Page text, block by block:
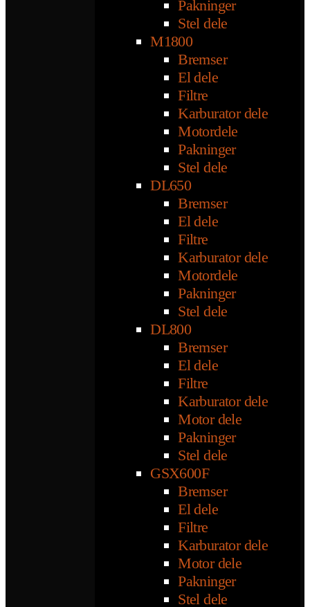
Pakninger
Stel dele
M1800
Bremser
El dele
Filtre
Karburator dele
Motordele
Pakninger
Stel dele
DL650
Bremser
El dele
Filtre
Karburator dele
Motordele
Pakninger
Stel dele
DL800
Bremser
El dele
Filtre
Karburator dele
Motor dele
Pakninger
Stel dele
GSX600F
Bremser
El dele
Filtre
Karburator dele
Motor dele
Pakninger
Stel dele